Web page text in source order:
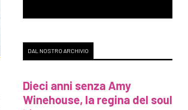
DAL NOSTRO ARCHIVIO
Dieci anni senza Amy
Winehouse, la regina del soul